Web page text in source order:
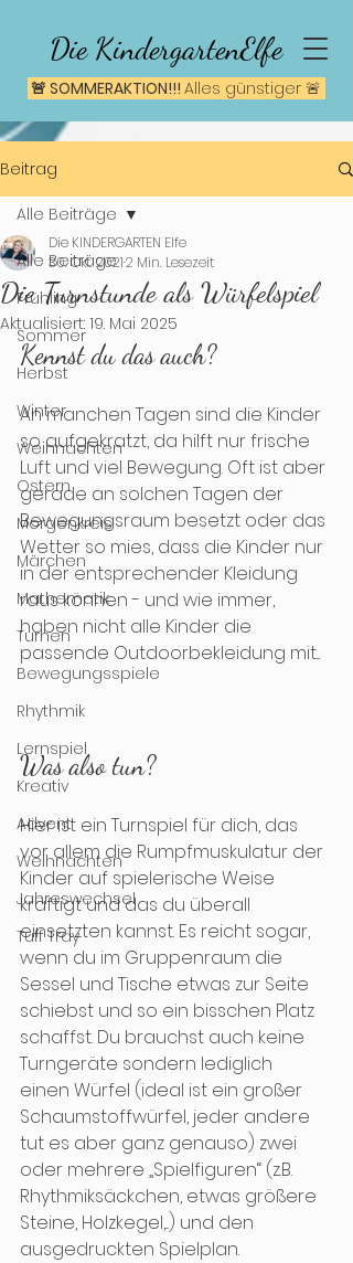
Die KindergartenElfe
🚨 SOMMERAKTION!!! Alles günstiger 🚨
Beitrag
Alle Beiträge
Frühling
Sommer
Herbst
Winter
Weihnachten
Ostern
Morgenkreis
Märchen
Mathematik
Turnen
Bewegungsspiele
Rhythmik
Lernspiel
Kreativ
Advent
Weihnachten
Jahreswechsel
Tuff Tray
Alle Beiträge
Die Turnstunde als Würfelspiel
Die KINDERGARTEN Elfe
30. Okt. 20212 Min. Lesezeit
Aktualisiert: 19. Mai 2025
Kennst du das auch?
An manchen Tagen sind die Kinder
so aufgekratzt, da hilft nur frische
Luft und viel Bewegung. Oft ist aber
gerade an solchen Tagen der
Bewegungsraum besetzt oder das
Wetter so mies, dass die Kinder nur
in der entsprechender Kleidung
raus können - und wie immer,
haben nicht alle Kinder die
passende Outdoorbekleidung mit...
Was also tun?
Hier ist ein Turnspiel für dich, das
vor allem die Rumpfmuskulatur der
Kinder auf spielerische Weise
kräftigt und das du überall
einsetzten kannst. Es reicht sogar,
wenn du im Gruppenraum die
Sessel und Tische etwas zur Seite
schiebst und so ein bisschen Platz
schaffst. Du brauchst auch keine
Turngeräte sondern lediglich
einen Würfel (ideal ist ein großer
Schaumstoffwürfel, jeder andere
tut es aber ganz genauso) zwei
oder mehrere „Spielfiguren“ (z.B.
Rhythmiksäckchen, etwas größere
Steine, Holzkegel,...) und den
ausgedruckten Spielplan.